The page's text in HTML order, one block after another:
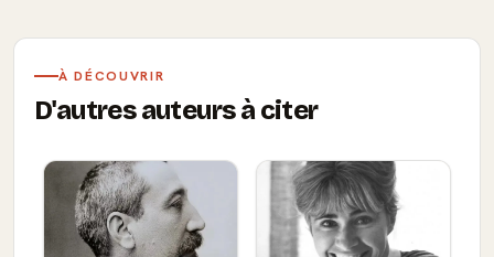
À DÉCOUVRIR
D'autres auteurs à citer